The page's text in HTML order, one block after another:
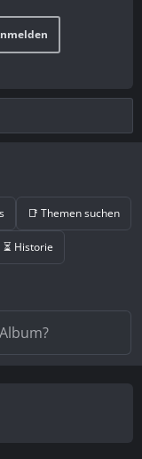
📑 Themen suchen
⏳ Historie